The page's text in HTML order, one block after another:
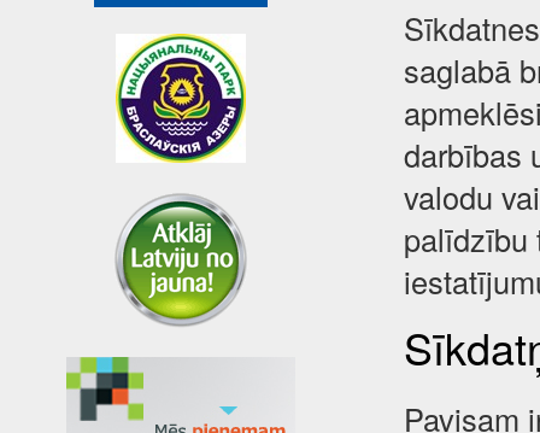
saglabā
darbības
valodu
palīdzību
Pavisam